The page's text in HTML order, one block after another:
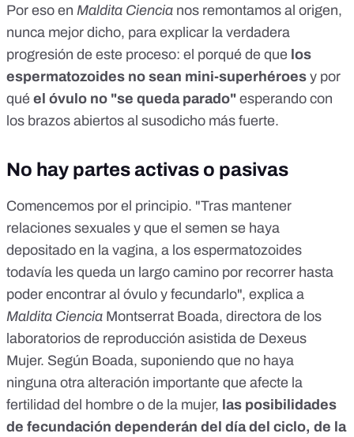
Por eso en Maldita Ciencia nos remontamos al origen,
nunca mejor dicho, para explicar la verdadera
progresión de este proceso: el porqué de que los
espermatozoides no sean mini-superhéroes y por
qué el óvulo no "se queda parado" esperando con
los brazos abiertos al susodicho más fuerte.
No hay partes activas o pasivas
Comencemos por el principio. "Tras mantener
relaciones sexuales y que el semen se haya
depositado en la vagina, a los espermatozoides
todavía les queda un largo camino por recorrer hasta
poder encontrar al óvulo y fecundarlo", explica a
Maldita Ciencia Montserrat Boada, directora de los
laboratorios de reproducción asistida de Dexeus
Mujer. Según Boada, suponiendo que no haya
ninguna otra alteración importante que afecte la
fertilidad del hombre o de la mujer, las posibilidades
de fecundación dependerán del día del ciclo, de la